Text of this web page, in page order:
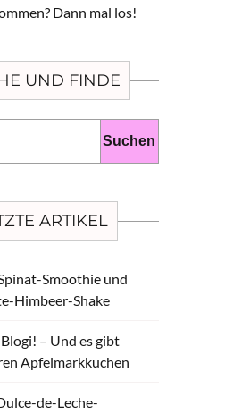
Dann mal los!
UND FINDE
nach:
ARTIKEL
Smoothie und
Himbeer-Shake
– Und es gibt
Apfelmarkkuchen
de-Leche-